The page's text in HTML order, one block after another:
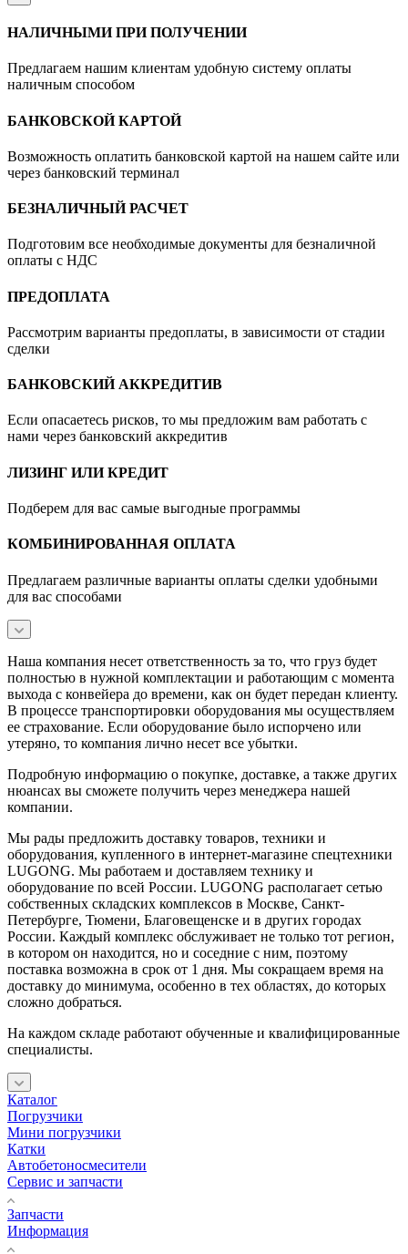
НАЛИЧНЫМИ ПРИ ПОЛУЧЕНИИ
Предлагаем нашим клиентам удобную систему оплаты
наличным способом
БАНКОВСКОЙ КАРТОЙ
Возможность оплатить банковской картой на нашем сайте или
через банковский терминал
БЕЗНАЛИЧНЫЙ РАСЧЕТ
Подготовим все необходимые документы для безналичной
оплаты с НДС
ПРЕДОПЛАТА
Рассмотрим варианты предоплаты, в зависимости от стадии
сделки
БАНКОВСКИЙ АККРЕДИТИВ
Если опасаетесь рисков, то мы предложим вам работать с
нами через банковский аккредитив
ЛИЗИНГ ИЛИ КРЕДИТ
Подберем для вас самые выгодные программы
КОМБИНИРОВАННАЯ ОПЛАТА
Предлагаем различные варианты оплаты сделки удобными
для вас способами
Наша компания несет ответственность за то, что груз будет
полностью в нужной комплектации и работающим с момента
выхода с конвейера до времени, как он будет передан клиенту.
В процессе транспортировки оборудования мы осуществляем
ее страхование. Если оборудование было испорчено или
утеряно, то компания лично несет все убытки.
Подробную информацию о покупке, доставке, а также других
нюансах вы сможете получить через менеджера нашей
компании.
Мы рады предложить доставку товаров, техники и
оборудования, купленного в интернет-магазине спецтехники
LUGONG. Мы работаем и доставляем технику и
оборудование по всей России. LUGONG располагает сетью
собственных складских комплексов в Москве, Санкт-
Петербурге, Тюмени, Благовещенске и в других городах
России. Каждый комплекс обслуживает не только тот регион,
в котором он находится, но и соседние с ним, поэтому
поставка возможна в срок от 1 дня. Мы сокращаем время на
доставку до минимума, особенно в тех областях, до которых
сложно добраться.
На каждом складе работают обученные и квалифицированные
специалисты.
Каталог
Погрузчики
Мини погрузчики
Катки
Автобетоносмесители
Сервис и запчасти
Запчасти
Информация